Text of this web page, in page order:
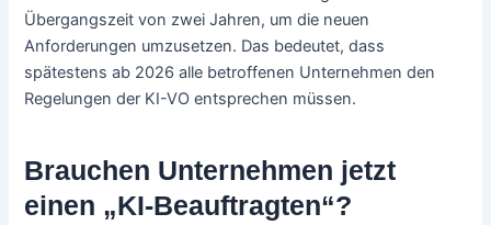
Übergangszeit von zwei Jahren, um die neuen
Anforderungen umzusetzen. Das bedeutet, dass
spätestens ab 2026 alle betroffenen Unternehmen den
Regelungen der KI-VO entsprechen müssen.
Brauchen Unternehmen jetzt
einen „KI-Beauftragten“?